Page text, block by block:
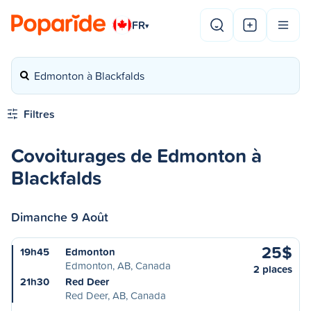
FR▾
Edmonton à Blackfalds
Filtres
Covoiturages de Edmonton à
Blackfalds
Dimanche 9 Août
19h45
Edmonton
Edmonton, AB, Canada
21h30
Red Deer
Red Deer, AB, Canada
25$
2 places